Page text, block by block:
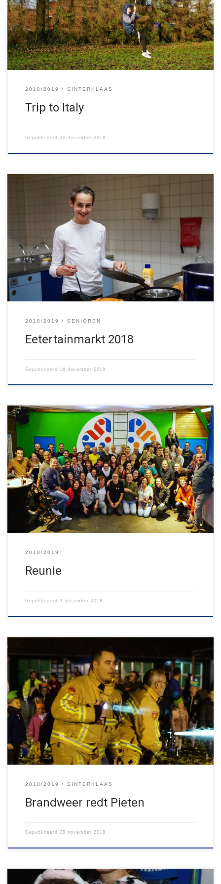
Italiaanse thema: Toren-van-Pisa, ober-estafette, pizza’s bakken,
kaarsen maken en nog veel meer.De clubavonden beginnen 7
januari weer. Fijne […]
2018/2019 SINTERKLAAS
Trip to Italy
Gepubliceerd 26 december 2018
Vanavond was de tweede editie van de Eetertainmarkt! Onze
oudste groep, de Senioren, organiseerde deze foodmarket om
geld op te halen voor hun weekendje weg in het voorjaar. Dit jaar
was “Feestdagen” het thema. Je kon genieten van oliebollen,
pompoensoep, een cocktail, spaghetti en nog veel meer lekkers!
Ook kon […]
2018/2019 SENIOREN
Eetertainmarkt 2018
Gepubliceerd 16 december 2018
Op 10 november was er een reünie voor alle leiding uit de
geschiedenis van onze verenging. Er waren meer dan 70 mensen
op afgekomen! Mensen die in de jaren 60 leiding waren tot nu;
zo’n 5 generaties aan leiding! Een avond waarop herinneringen
werden opgehaald, foto’s werden bekeken, verhalen werden […]
2018/2019
Reunie
Gepubliceerd 3 december 2018
Gisteren bracht Sinterklaas een bezoek aan Jong Nederland
Budel-Schoot! En zelfs Brandweer Budel moest eraan te pas
komen om twee Pieten van het dak te halen, die er niet meer af
durfden… Daarna hebben de Poppels, Rakkers en Zwaluwen
binnen geknutseld met Piet en een dobbelspel gespeeld met
Sinterklaas. Op […]
2018/2019 SINTERKLAAS
Brandweer redt Pieten
Gepubliceerd 28 november 2018